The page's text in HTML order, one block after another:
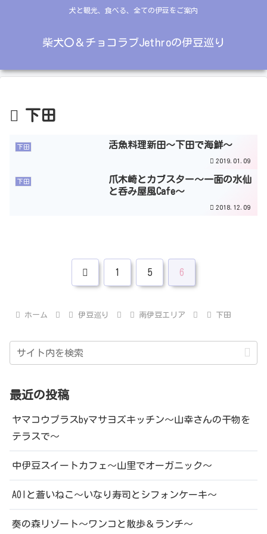
犬と観光、食べる、全ての伊豆をご案内
柴犬〇＆チョコラブJethroの伊豆巡り
下田
下田 活魚料理新田～下田で海鮮～
2019.01.09
下田
爪木崎とカブスター～一面の水仙
と呑み屋風Cafe～
2018.12.09
前 1 5 6
ホーム 伊豆巡り 南伊豆エリア 下田
最近の投稿
ヤマコウプラスbyマサヨズキッチン～山幸さんの干物を
テラスで～
中伊豆スイートカフェ～山里でオーガニック～
AOIと蒼いねこ～いなり寿司とシフォンケーキ～
奏の森リゾート～ワンコと散歩＆ランチ～